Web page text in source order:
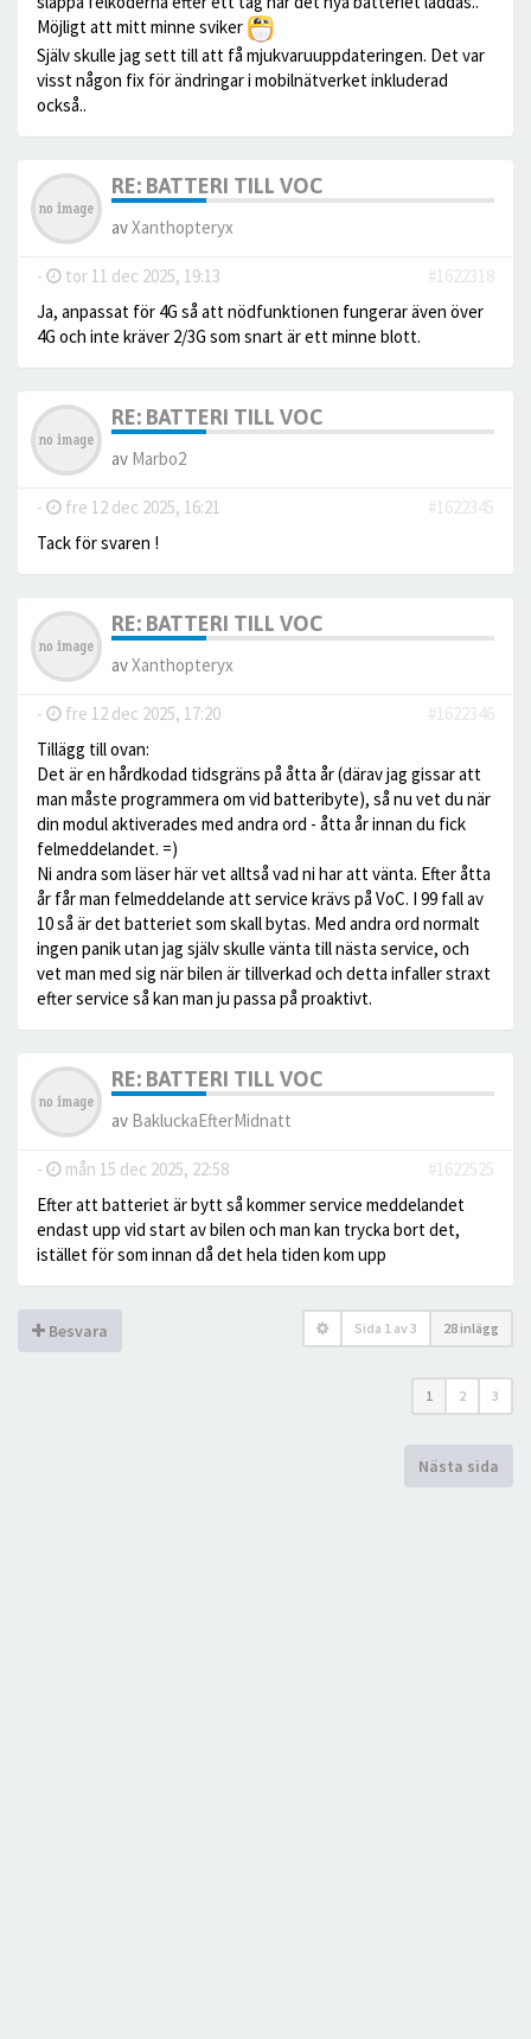
Möjligt att mitt minne sviker
Själv skulle jag sett till att få mjukvaruuppdateringen. Det var
visst någon fix för ändringar i mobilnätverket inkluderad
också..
RE: BATTERI TILL VOC
avXanthopteryx
- tor 11 dec 2025, 19:13
#1622318
Ja, anpassat för 4G så att nödfunktionen fungerar även över
4G och inte kräver 2/3G som snart är ett minne blott.
RE: BATTERI TILL VOC
av Marbo2
- fre 12 dec 2025, 16:21
#1622345
Tack för svaren !
RE: BATTERI TILL VOC
avXanthopteryx
- fre 12 dec 2025, 17:20
#1622346
Tillägg till ovan:
Det är en hårdkodad tidsgräns på åtta år (därav jag gissar att
man måste programmera om vid batteribyte), så nu vet du när
din modul aktiverades med andra ord - åtta år innan du fick
felmeddelandet. =)
Ni andra som läser här vet alltså vad ni har att vänta. Efter åtta
år får man felmeddelande att service krävs på VoC. I 99 fall av
10 så är det batteriet som skall bytas. Med andra ord normalt
ingen panik utan jag själv skulle vänta till nästa service, och
vet man med sig när bilen är tillverkad och detta infaller straxt
efter service så kan man ju passa på proaktivt.
RE: BATTERI TILL VOC
av BakluckaEfterMidnatt
- mån 15 dec 2025, 22:58
#1622525
Efter att batteriet är bytt så kommer service meddelandet
endast upp vid start av bilen och man kan trycka bort det,
istället för som innan då det hela tiden kom upp
Besvara Sida 1 av3 28 inlägg
1 2 3
Nästa sida